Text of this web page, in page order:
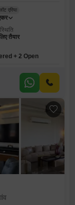
एरिया
तैयार
+ 2 Open